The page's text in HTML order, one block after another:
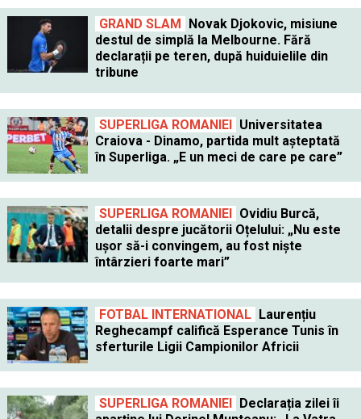
GRAND SLAM Novak Djokovic, misiune
destul de simplă la Melbourne. Fără
declarații pe teren, după huiduielile din
tribune
SUPERLIGA ROMANIEI Universitatea
Craiova - Dinamo, partida mult așteptată
în Superliga. „E un meci de care pe care”
SUPERLIGA ROMANIEI Ovidiu Burcă,
detalii despre jucătorii Oțelului: „Nu este
ușor să-i convingem, au fost niște
întârzieri foarte mari”
FOTBAL INTERNATIONAL Laurențiu
Reghecampf califică Esperance Tunis în
sferturile Ligii Campionilor Africii
SUPERLIGA ROMANIEI Declarația zilei îi